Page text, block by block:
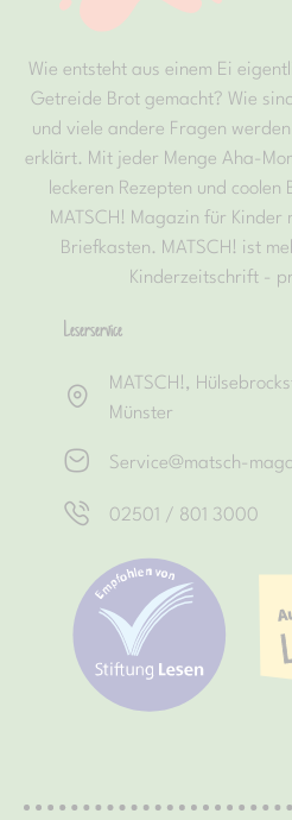
Wie entsteht aus einem Ei
Getreide Brot gemacht? Wie
und viele andere Fragen
erklärt. Mit jeder Menge Aha-
leckeren Rezepten und coolen
MATSCH! Magazin für Kinder
Briefkasten. MATSCH! ist
Kinderzeitschrift -
Leserservice
MATSCH!,
Münster
Service@matsch-
02501 / 801 3000